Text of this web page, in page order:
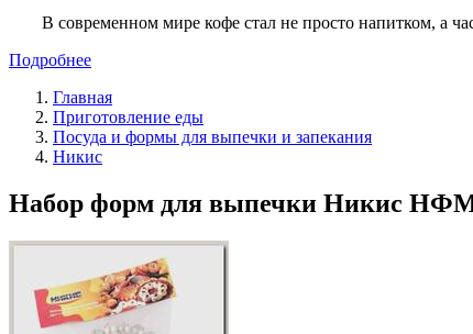
В современном мире кофе стал не просто напитком, а
Подробнее
Главная
Приготовление еды
Посуда и формы для выпечки и запекания
Никис
Набор форм для выпечки Никис